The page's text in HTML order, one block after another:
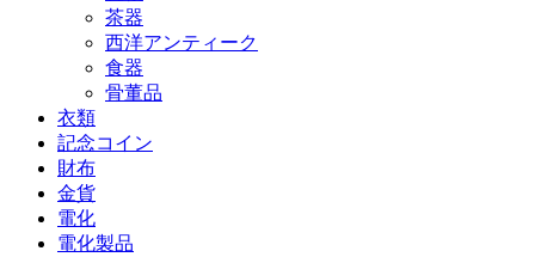
茶器
西洋アンティーク
食器
骨董品
衣類
記念コイン
財布
金貨
電化
電化製品